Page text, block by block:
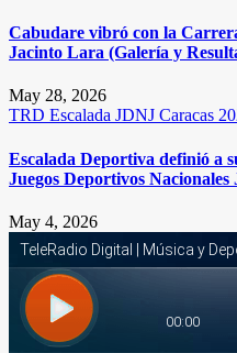
Cabudare vibró con la
Jacinto Lara (Galería y
May 28, 2026
TRD Escalada JDNJ Caracas
Escalada Deportiva definió a
Juegos Deportivos Nacionales
May 4, 2026